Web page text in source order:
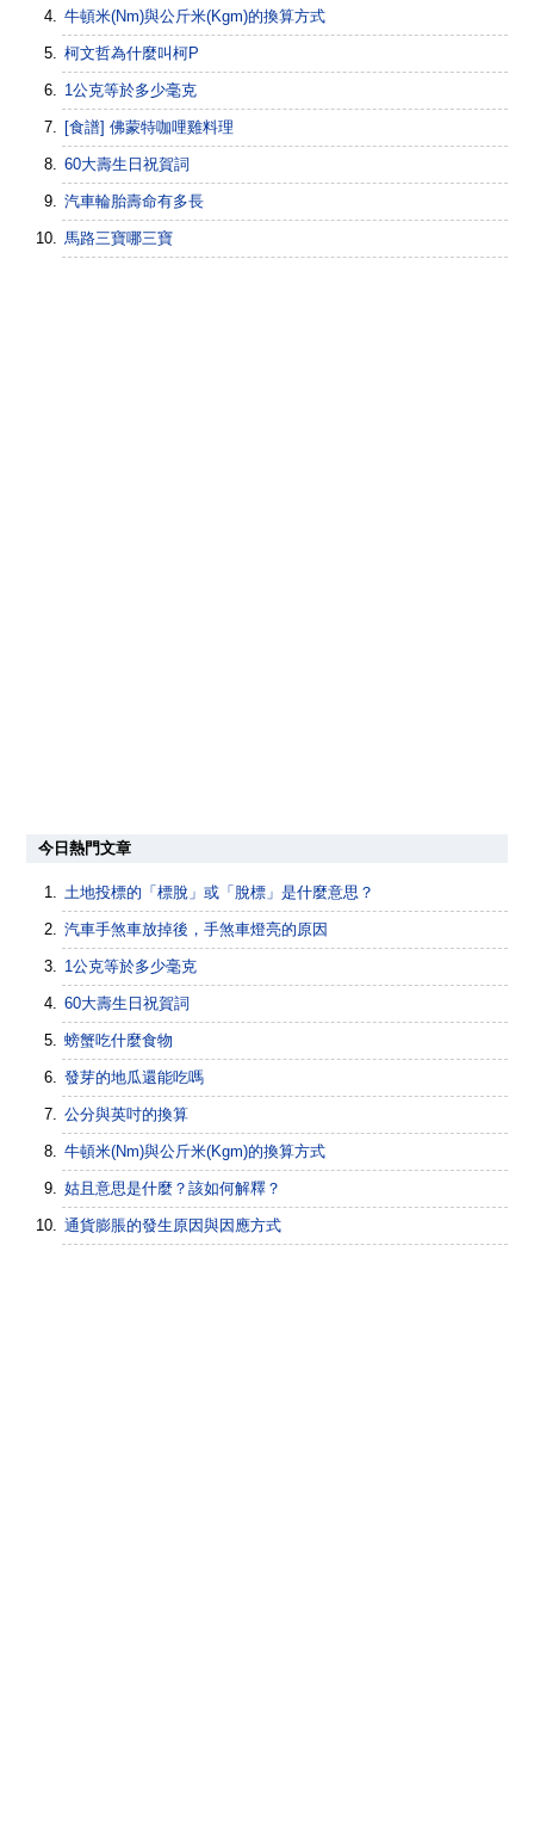
牛頓米(Nm)與公斤米(Kgm)的換算方式
柯文哲為什麼叫柯P
1公克等於多少毫克
[食譜] 佛蒙特咖哩雞料理
60大壽生日祝賀詞
汽車輪胎壽命有多長
馬路三寶哪三寶
今日熱門文章
土地投標的「標脫」或「脫標」是什麼意思？
汽車手煞車放掉後，手煞車燈亮的原因
1公克等於多少毫克
60大壽生日祝賀詞
螃蟹吃什麼食物
發芽的地瓜還能吃嗎
公分與英吋的換算
牛頓米(Nm)與公斤米(Kgm)的換算方式
姑且意思是什麼？該如何解釋？
通貨膨脹的發生原因與因應方式